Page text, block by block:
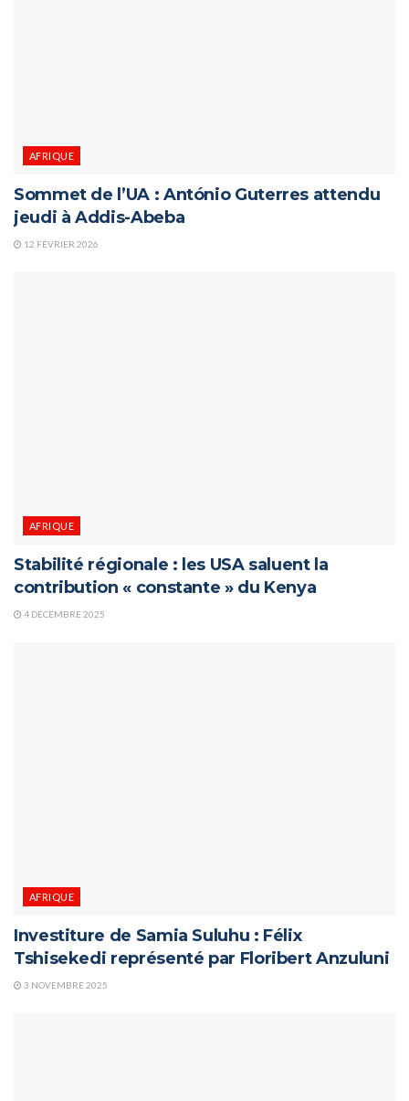
AFRIQUE
Sommet de l’UA : António Guterres attendu
jeudi à Addis-Abeba
12 FÉVRIER 2026
AFRIQUE
Stabilité régionale : les USA saluent la
contribution « constante » du Kenya
4 DÉCEMBRE 2025
AFRIQUE
Investiture de Samia Suluhu : Félix
Tshisekedi représenté par Floribert Anzuluni
3 NOVEMBRE 2025